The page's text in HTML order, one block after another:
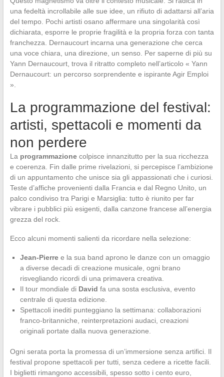
una fedeltà incrollabile alle sue idee, un rifiuto di adattarsi all’aria
del tempo. Pochi artisti osano affermare una singolarità così
dichiarata, esporre le proprie fragilità e la propria forza con tanta
franchezza. Dernaucourt incarna una generazione che cerca
una voce chiara, una direzione, un senso. Per saperne di più su
Yann Dernaucourt, trova il ritratto completo nell’articolo « Yann
Dernaucourt: un percorso sorprendente e ispirante Agir Emploi
».
La programmazione del festival:
artisti, spettacoli e momenti da
non perdere
La programmazionecolpisce innanzitutto per la sua ricchezza
e coerenza. Fin dalle prime rivelazioni, si percepisce l’ambizione
di un appuntamento che unisce sia gli appassionati che i curiosi.
Teste d’affiche provenienti dalla Francia e dal Regno Unito, un
palco condiviso tra Parigi e Marsiglia: tutto è riunito per far
vibrare i pubblici più esigenti, dalla canzone francese all’energia
grezza del rock.
Ecco alcuni momenti salienti da ricordare nella selezione:
Jean-Pierree la sua band aprono le danze con un omaggio
a diverse decadi di creazione musicale, ogni brano
risvegliando ricordi di una primavera creativa.
Il tour mondiale di David fa una sosta esclusiva, evento
centrale di questa edizione.
Spettacoli inediti punteggiano la settimana: collaborazioni
franco-britanniche, reinterpretazioni audaci, creazioni
originali portate dalla nuova generazione.
Ogni serata porta la promessa di un’immersione senza artifici. Il
festival propone spettacoli per tutti, senza cedere a ricette facili.
I biglietti rimangono accessibili, spesso sotto i cento euro,